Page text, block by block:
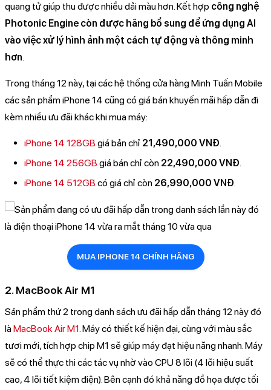
quang tử giúp thu được nhiều dải màu hơn. Kết hợp công nghệ
Photonic Engine còn được hãng bổ sung để ứng dụng AI
vào việc xử lý hình ảnh một cách tự động và thông minh
hơn.
Trong tháng 12 này, tại các hệ thống cửa hàng Minh Tuấn Mobile
các sản phẩm iPhone 14 cũng có giá bán khuyến mãi hấp dẫn đi
kèm nhiều ưu đãi khác khi mua máy:
iPhone 14 128GB giá bản chỉ 21,490,000 VNĐ.
iPhone 14 256GB giá bán chỉ còn 22,490,000 VNĐ.
iPhone 14 512GB có giá chỉ còn 26,990,000 VNĐ.
MUA IPHONE 14 CHÍNH HÃNG
2. MacBook Air M1
Sản phẩm thứ 2 trong danh sách ưu đãi hấp dẫn tháng 12 này đó
làMacBook Air M1. Máy có thiết kế hiện đại, cùng với màu sắc
tươi mới, tích hợp chip M1 sẽ giúp máy đạt hiệu năng nhanh. Máy
sẽ có thể thực thi các tác vụ nhờ vào CPU 8 lõi (4 lõi hiệu suất
cao, 4 lõi tiết kiệm điện). Bên cạnh đó khả năng đồ họa được tối